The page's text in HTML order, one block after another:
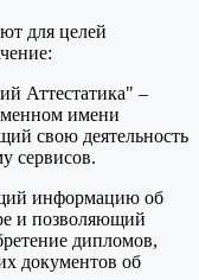
для целей
Аттестатика" –
имени
свою деятельность
сервисов.
информацию об
и позволяющий
дипломов,
документов об